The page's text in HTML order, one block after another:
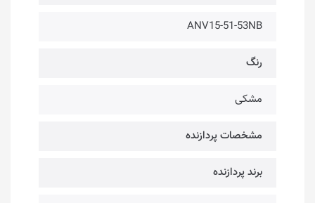
ANV15-51-53NB
رنگ
مشکی
مشخصات پردازنده
برند پردازنده